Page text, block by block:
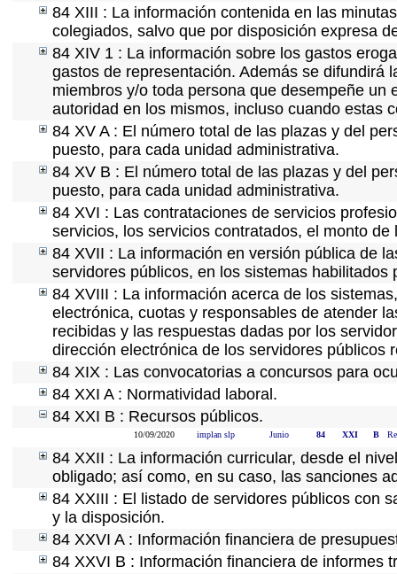
84 XIII : La información contenida en las
colegiados, salvo que por disposición expresa
84 XIV 1 : La información sobre los gastos
gastos de representación. Además se difundirá
miembros y/o toda persona que desempeñe
autoridad en los mismos, incluso cuando estas
84 XV A : El número total de las plazas y del
puesto, para cada unidad administrativa.
84 XV B : El número total de las plazas y del
puesto, para cada unidad administrativa.
84 XVI : Las contrataciones de servicios
servicios, los servicios contratados, el monto
84 XVII : La información en versión pública de
servidores públicos, en los sistemas
84 XVIII : La información acerca de los
electrónica, cuotas y responsables de atender
recibidas y las respuestas dadas por los
dirección electrónica de los servidores públicos
84 XIX : Las convocatorias a concursos para
84 XXI A : Normatividad laboral.
84 XXI B : Recursos públicos.
10/09/2020 implan slp Junio 84 XXI B
84 XXII : La información curricular, desde el
obligado; así como, en su caso, las sanciones
84 XXIII : El listado de servidores públicos con
y la disposición.
84 XXVI A : Información financiera de
84 XXVI B : Información financiera de informes